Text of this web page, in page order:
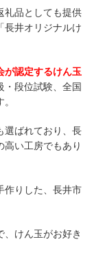
礼品としても提供
長井オリジナルけ
が認定するけん玉
・段位試験、全国
選ばれており、長
い工房でもあり
作りした、長井市
、けん玉がお好き